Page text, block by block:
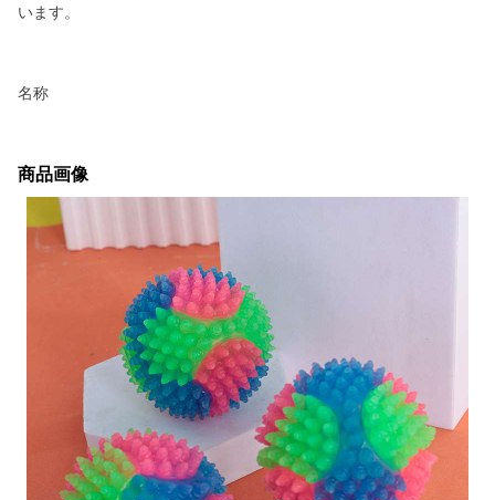
います。
名称
商品画像